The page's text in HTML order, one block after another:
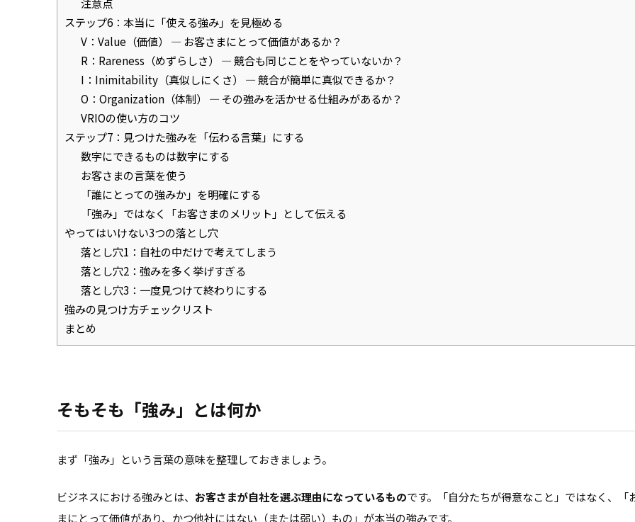
ステップ6：本当に「使える強み」を見極める
V：Value（価値） — お客さまにとって価値があるか？
R：Rareness（めずらしさ） — 競合も同じことをやっていないか？
I：Inimitability（真似しにくさ） — 競合が簡単に真似できるか？
O：Organization（体制） — その強みを活かせる仕組みがあるか？
VRIOの使い方のコツ
ステップ7：見つけた強みを「伝わる言葉」にする
数字にできるものは数字にする
お客さまの言葉を使う
「誰にとっての強みか」を明確にする
「強み」ではなく「お客さまのメリット」として伝える
やってはいけない3つの落とし穴
落とし穴1：自社の中だけで考えてしまう
落とし穴2：強みを多く挙げすぎる
落とし穴3：一度見つけて終わりにする
強みの見つけ方チェックリスト
まとめ
そもそも「強み」とは何か
まず「強み」という言葉の意味を整理しておきましょう。
ビジネスにおける強みとは、 お客さまが自社を選ぶ理由になっているものです。「自分たちが得意なこと」ではなく、「
まにとって価値があり、かつ他社にはない（または弱い）もの」が本当の強みです。